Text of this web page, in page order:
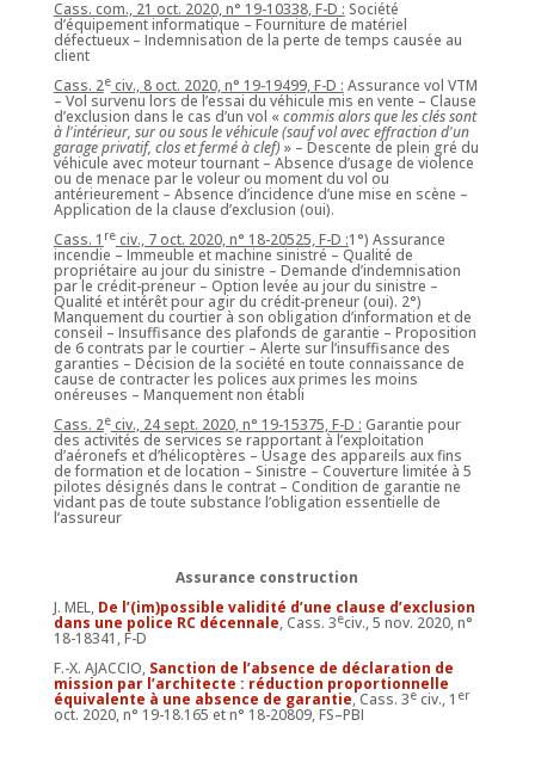
Cass. com., 21 oct. 2020, n° 19-10338, F-D : Société
d’équipement informatique – Fourniture de matériel
défectueux – Indemnisation de la perte de temps causée au
client
Cass. 2eciv., 8 oct. 2020, n° 19-19499, F-D : Assurance vol VTM
– Vol survenu lors de l’essai du véhicule mis en vente – Clause
d’exclusion dans le cas d’un vol «commis alors que les clés sont
à l'intérieur, sur ou sous le véhicule (sauf vol avec effraction d'un
garage privatif, clos et fermé à clef) » – Descente de plein gré du
véhicule avec moteur tournant – Absence d’usage de violence
ou de menace par le voleur ou moment du vol ou
antérieurement – Absence d’incidence d’une mise en scène –
Application de la clause d’exclusion (oui).
Cass. 1 reciv., 7 oct. 2020, n° 18-20525, F-D :1°) Assurance
incendie – Immeuble et machine sinistré – Qualité de
propriétaire au jour du sinistre – Demande d’indemnisation
par le crédit-preneur – Option levée au jour du sinistre –
Qualité et intérêt pour agir du crédit-preneur (oui). 2°)
Manquement du courtier à son obligation d’information et de
conseil – Insuffisance des plafonds de garantie – Proposition
de 6 contrats par le courtier – Alerte sur l’insuffisance des
garanties – Décision de la société en toute connaissance de
cause de contracter les polices aux primes les moins
onéreuses – Manquement non établi
Cass. 2eciv., 24 sept. 2020, n° 19-15375, F-D : Garantie pour
des activités de services se rapportant à l’exploitation
d’aéronefs et d’hélicoptères – Usage des appareils aux fins
de formation et de location – Sinistre – Couverture limitée à 5
pilotes désignés dans le contrat – Condition de garantie ne
vidant pas de toute substance l’obligation essentielle de
l’assureur
Assurance construction
J. MEL, De l’(im)possible validité d’une clause d’exclusion
dans une police RC décennale, Cass. 3eciv., 5 nov. 2020, n°
18-18341, F-D
F.-X. AJACCIO, Sanction de l’absence de déclaration de
mission par l’architecte : réduction proportionnelle
équivalente à une absence de garantie, Cass. 3eciv., 1 er
oct. 2020, n° 19-18.165 et n° 18-20809, FS–PBI